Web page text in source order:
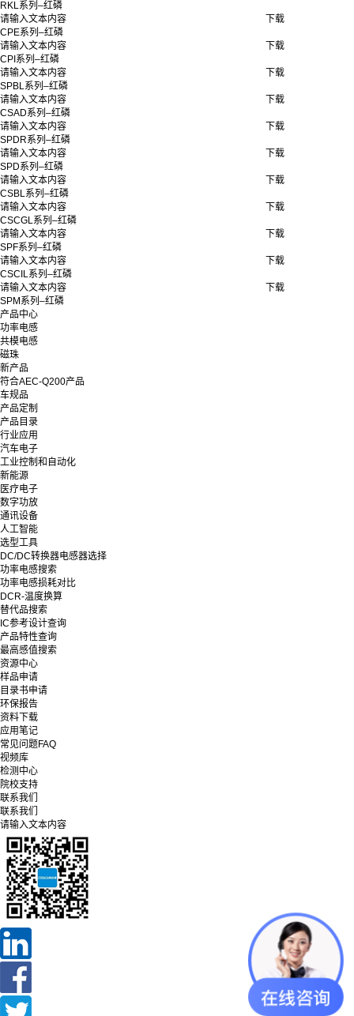
RKL系列–红磷
请输入文本内容
CPE系列–红磷
下载
请输入文本内容
CPI系列–红磷
下载
请输入文本内容
SPBL系列–红磷
下载
请输入文本内容
CSAD系列–红磷
下载
请输入文本内容
SPDR系列–红磷
下载
请输入文本内容
SPD系列–红磷
下载
请输入文本内容
CSBL系列–红磷
下载
请输入文本内容
CSCGL系列–红磷
下载
请输入文本内容
SPF系列–红磷
下载
请输入文本内容
CSCIL系列–红磷
下载
请输入文本内容
SPM系列–红磷
下载
产品中心
功率电感
共模电感
磁珠
新产品
符合AEC-Q200产品
车规品
产品定制
产品目录
行业应用
汽车电子
工业控制和自动化
新能源
医疗电子
数字功放
通讯设备
人工智能
选型工具
DC/DC转换器电感器选择
功率电感搜索
功率电感损耗对比
DCR-温度换算
替代品搜索
IC参考设计查询
产品特性查询
最高感值搜索
资源中心
样品申请
目录书申请
环保报告
资料下载
应用笔记
常见问题FAQ
视频库
检测中心
院校支持
联系我们
联系我们
请输入文本内容